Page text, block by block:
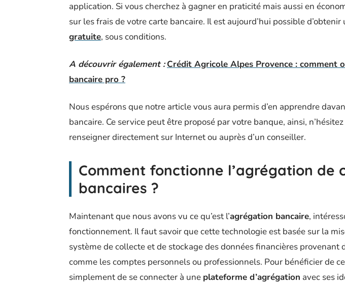
application. Si vous cherchez à gagner en praticité mais aussi en
sur les frais de votre carte bancaire. Il est aujourd’hui possible d’obtenir
gratuite, sous conditions.
A découvrir également : Crédit Agricole Alpes Provence : comment
bancaire pro ?
Nous espérons que notre article vous aura permis d’en apprendre
bancaire. Ce service peut être proposé par votre banque, ainsi,
renseigner directement sur Internet ou auprès d’un conseiller.
Comment fonctionne l’agrégation de
bancaires ?
Maintenant que nous avons vu ce qu’est l’agrégation bancaire,
fonctionnement. Il faut savoir que cette technologie est basée sur la
système de collecte et de stockage des données financières provenant
comme les comptes personnels ou professionnels. Pour bénéficier de
simplement de se connecter à une plateforme d’agrégation avec ses